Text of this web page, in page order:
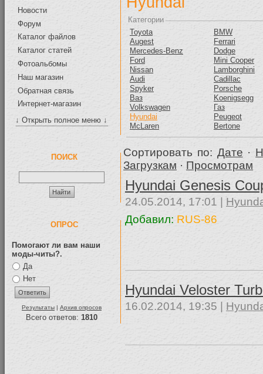
Новости
Форум
Каталог файлов
Каталог статей
Фотоальбомы
Наш магазин
Обратная связь
Интернет-магазин
↓ Открыть полное меню ↓
ПОИСК
ОПРОС
Помогают ли вам наши
моды-читы?.
Да
Нет
Результаты | Архив опросов
Всего ответов: 1810
Категории
Toyota
BMW
Augest
Ferrari
Mercedes-Benz
Dodge
Ford
Mini Cooper
Nissan
Lamborghini
Audi
Cadillac
Spyker
Porsche
Ваз
Koenigsegg
Volkswagen
Газ
Hyundai
Peugeot
McLaren
Bertone
Сортировать по: Дате ·
Загрузкам · Просмотрам
Hyundai Genesis
24.05.2014, 17:01 |
Добавил: RUS-86
Hyundai Veloster
16.02.2014, 19:35 |